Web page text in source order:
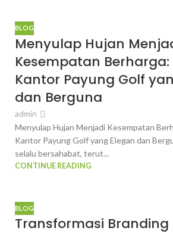
BLOG
Menyulap Hujan
Kesempatan Berharga:
Kantor Payung Golf
dan Berguna
admin
Menyulap Hujan Menjadi Kesempatan
Kantor Payung Golf yang Elegan dan
selalu bersahabat, terut...
CONTINUE READING
BLOG
Transformasi